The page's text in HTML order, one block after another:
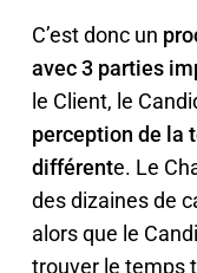
C’est donc un
avec 3 parties
le Client, le
perception de la
différente. Le
des dizaines de
alors que le
trouver le temps